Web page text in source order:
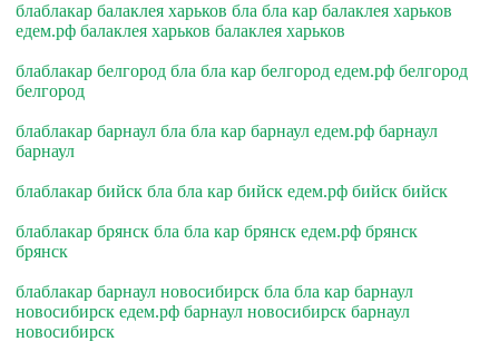
блаблакар балаклея харьков бла бла кар балаклея харьков
едем.рф балаклея харьков балаклея харьков
блаблакар белгород бла бла кар белгород едем.рф белгород
белгород
блаблакар барнаул бла бла кар барнаул едем.рф барнаул
барнаул
блаблакар бийск бла бла кар бийск едем.рф бийск бийск
блаблакар брянск бла бла кар брянск едем.рф брянск
брянск
блаблакар барнаул новосибирск бла бла кар барнаул
новосибирск едем.рф барнаул новосибирск барнаул
новосибирск